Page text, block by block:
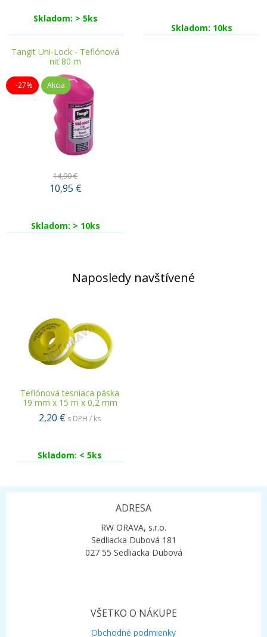
Skladom: > 5ks
Skladom: 10ks
Tangit Uni-Lock - Teflónová
niť 80 m
-27% Akcia
14,90 €
10,95 €
Skladom: > 10ks
Naposledy navštívené
Teflónová tesniaca páska
19 mm x 15 m x 0,2 mm
2,20 € s DPH / ks
Skladom: < 5ks
ADRESA
RW ORAVA, s.r.o.
Sedliacka Dubová 181
027 55 Sedliacka Dubová
VŠETKO O NÁKUPE
Obchodné podmienky